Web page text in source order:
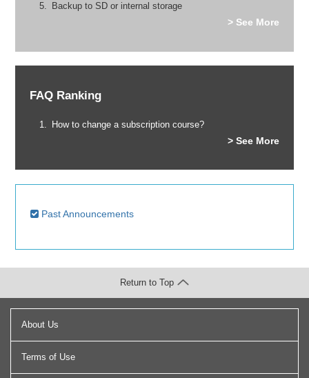
Backup to SD or internal storage
> See More
FAQ Ranking
How to change a subscription course?
> See More
Past Announcements
About Us
Terms of Use
Return to Top